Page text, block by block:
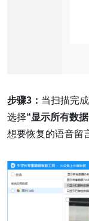
步骤3： 当扫描完
选择“显示所有数
想要恢复的语音留